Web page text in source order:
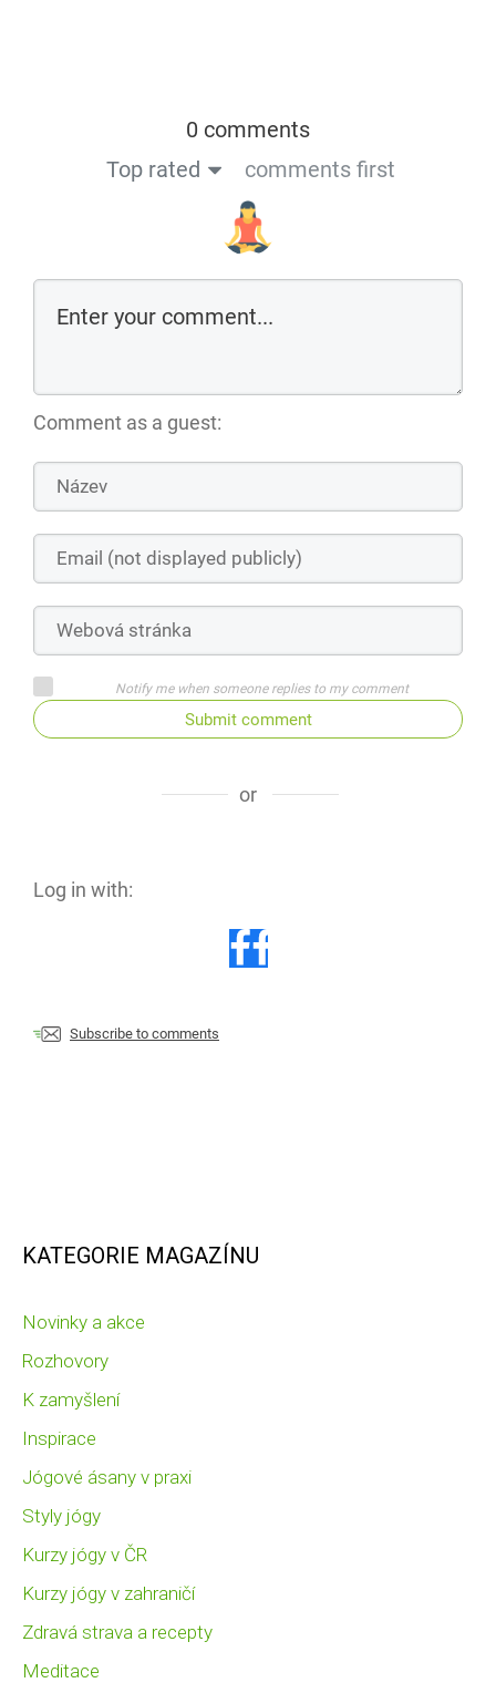
0 comments
Top rated
comments first
Comment as a guest:
Notify me when someone replies to my comment
Submit comment
or
Log in with:
Subscribe to comments
KATEGORIE MAGAZÍNU
Novinky a akce
Rozhovory
K zamyšlení
Inspirace
Jógové ásany v praxi
Styly jógy
Kurzy jógy v ČR
Kurzy jógy v zahraničí
Zdravá strava a recepty
Meditace